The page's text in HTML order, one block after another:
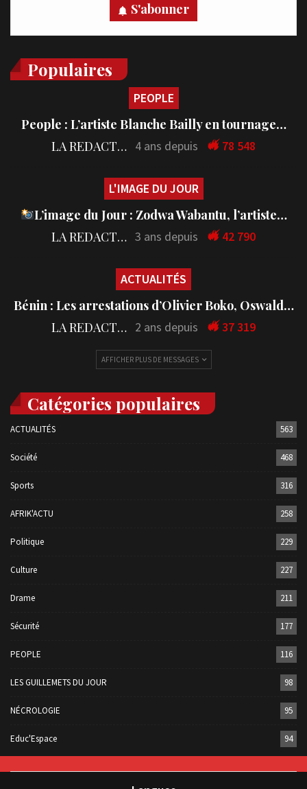
S'abonner
Populaires
PEOPLE
People : L’artiste Blanche Bailly en tournage…
LA REDACTION 4 ans depuis 78 548
L'IMAGE DU JOUR
L’image du Jour : Zodwa Wabantu, l’artiste…
LA REDACTION 3 ans depuis 42 790
ACTUALITÉS
Bénin : Les arrestations d’Olivier Boko, Oswald…
LA REDACTION 2 ans depuis 37 319
AFFICHER PLUS DE MESSAGES
Catégories populaires
ACTUALITÉS 563
Société 468
Sports 316
AFRIK'ACTU 258
Politique 229
Culture 227
Drame 211
Sécurité 177
PEOPLE 116
LES GUILLEMETS DU JOUR 98
NÉCROLOGIE 95
Educ'Espace 94